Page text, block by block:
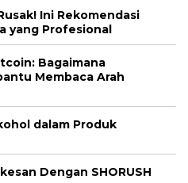
Ini Rekomendasi
yang Profesional
Bagaimana
Membaca Arah
dalam Produk
Dengan SHORUSH